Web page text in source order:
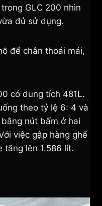
GLC 200 nhìn
đủ sử dụng.
để chân thoải mái,
có dung tích 481L.
theo tỷ lệ 6: 4 và
nút bấm ở hai
việc gập hàng ghế
tăng lên 1.586 lít.